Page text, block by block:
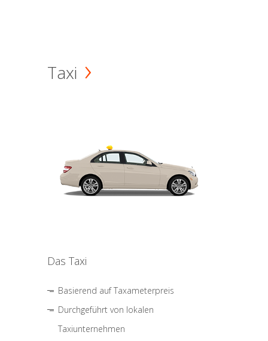
Taxi
Das Taxi
Basierend auf Taxameterpreis
Durchgeführt von lokalen
Taxiunternehmen